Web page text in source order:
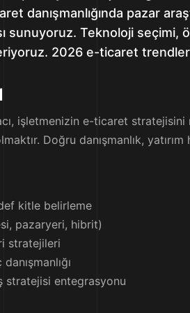
danışmanlığında pazar
sunuyoruz. Teknoloji
2026 e-ticaret
işletmenizin e-ticaret
Doğru danışmanlık, yatırım
kitle belirleme
pazaryeri, hibrit)
stratejileri
stratejisi entegrasyonu